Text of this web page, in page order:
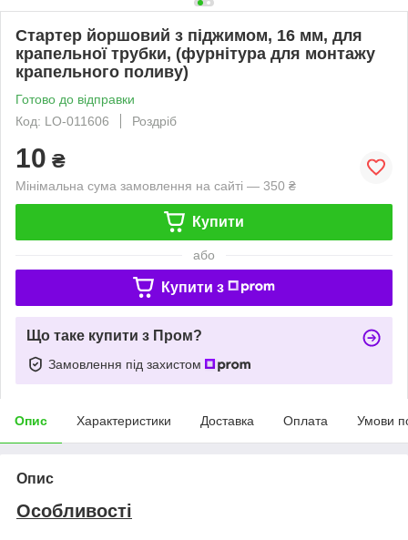
Стартер йоршовий з піджимом, 16 мм, для
крапельної трубки, (фурнітура для монтажу
крапельного поливу)
Готово до відправки
Код: LO-011606
Роздріб
10 ₴
Мінімальна сума замовлення на сайті — 350 ₴
Купити
або
Купити з
Що таке купити з Пром?
Замовлення під захистом
Опис Характеристики Доставка Оплата Умови
Опис
Особливості